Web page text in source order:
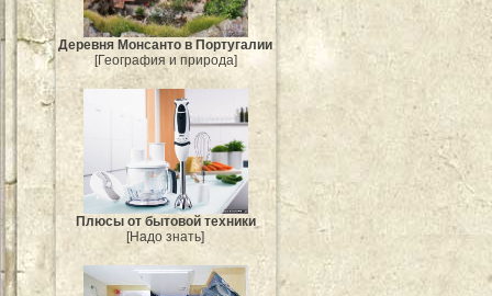
Деревня Монсанто в Португалии
[География и природа]
Плюсы от бытовой техники
[Надо знать]